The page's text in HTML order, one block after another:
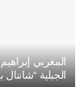
المغربي
الجبلية “شانتال